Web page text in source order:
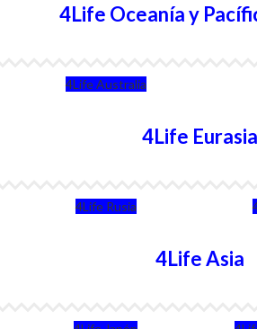
4Life Oceanía y
4Life Australia
4Life Eurasia
4Life Rusia
4Life Asia